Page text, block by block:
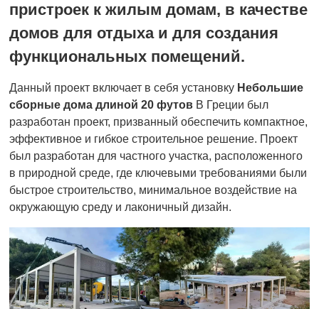
пристроек к жилым домам, в качестве
домов для отдыха и для создания
функциональных помещений.
Данный проект включает в себя установку Небольшие
сборные дома длиной 20 футов В Греции был
разработан проект, призванный обеспечить компактное,
эффективное и гибкое строительное решение. Проект
был разработан для частного участка, расположенного
в природной среде, где ключевыми требованиями были
быстрое строительство, минимальное воздействие на
окружающую среду и лаконичный дизайн.